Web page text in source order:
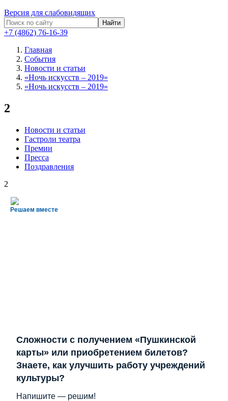
Версия для слабовидящих
Найти
+7 (4862) 76-16-39
Главная
События
Новости и статьи
«Ночь искусств – 2019»
«Ночь искусств – 2019»
2
Новости и статьи
Гастроли театра
Премии
Пресса
Поздравления
2
Решаем вместе
Сложности с получением «Пушкинской
карты» или приобретением билетов?
Знаете, как улучшить работу учреждений
культуры?
Напишите — решим!